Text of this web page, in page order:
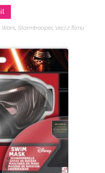
Wars, Stormtrooper, Veci z filmu